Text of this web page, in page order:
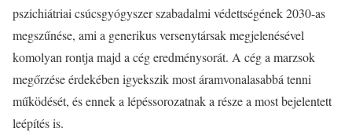
pszichiátriai csúcsgyógyszer szabadalmi védettségének 2030-as
megszűnése, ami a generikus versenytársak megjelenésével
komolyan rontja majd a cég eredménysorát. A cég a marzsok
megőrzése érdekében igyekszik most áramvonalasabbá tenni
működését, és ennek a lépéssorozatnak a része a most bejelentett
leépítés is.